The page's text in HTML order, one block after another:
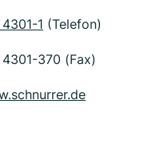
1 (Telefon)
370 (Fax)